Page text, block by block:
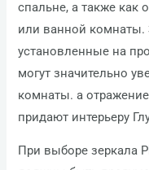
спальне, а также как
или ванной комнаты.
установленные на
могут значительно
комнаты. а
придают интерьеру
При выборе зеркала